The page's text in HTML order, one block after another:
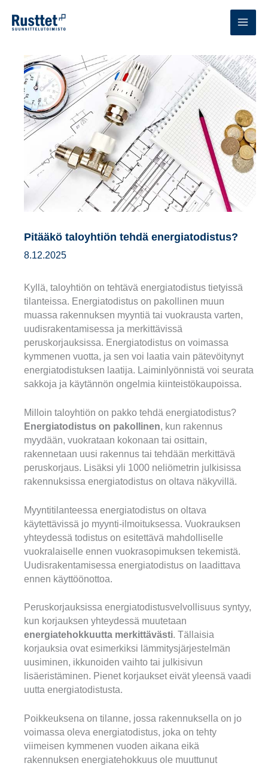
sisältöön
Pitääkö taloyhtiön tehdä energiatodistus?
8.12.2025
Kyllä, taloyhtiön on tehtävä energiatodistus tietyissä
tilanteissa. Energiatodistus on pakollinen muun
muassa rakennuksen myyntiä tai vuokrausta varten,
uudisrakentamisessa ja merkittävissä
peruskorjauksissa. Energiatodistus on voimassa
kymmenen vuotta, ja sen voi laatia vain pätevöitynyt
energiatodistuksen laatija. Laiminlyönnistä voi seurata
sakkoja ja käytännön ongelmia kiinteistökaupoissa.
Milloin taloyhtiön on pakko tehdä energiatodistus?
Energiatodistus on pakollinen, kun rakennus
myydään, vuokrataan kokonaan tai osittain,
rakennetaan uusi rakennus tai tehdään merkittävä
peruskorjaus. Lisäksi yli 1000 neliömetrin julkisissa
rakennuksissa energiatodistus on oltava näkyvillä.
Myyntitilanteessa energiatodistus on oltava
käytettävissä jo myynti-ilmoituksessa. Vuokrauksen
yhteydessä todistus on esitettävä mahdolliselle
vuokralaiselle ennen vuokrasopimuksen tekemistä.
Uudisrakentamisessa energiatodistus on laadittava
ennen käyttöönottoa.
Peruskorjauksissa energiatodistusvelvollisuus syntyy,
kun korjauksen yhteydessä muutetaan
energiatehokkuutta merkittävästi. Tällaisia
korjauksia ovat esimerkiksi lämmitysjärjestelmän
uusiminen, ikkunoiden vaihto tai julkisivun
lisäeristäminen. Pienet korjaukset eivät yleensä vaadi
uutta energiatodistusta.
Poikkeuksena on tilanne, jossa rakennuksella on jo
voimassa oleva energiatodistus, joka on tehty
viimeisen kymmenen vuoden aikana eikä
rakennuksen energiatehokkuus ole muuttunut